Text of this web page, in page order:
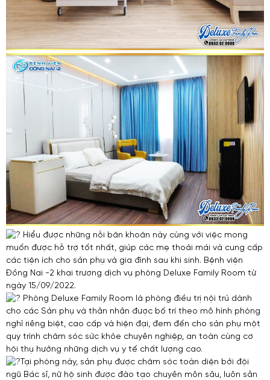
Hiểu được những nỗi băn khoăn này cùng với việc mong
muốn được hỗ trợ tốt nhất, giúp các mẹ thoải mái và cung cấp
các tiện ích cho sản phụ và gia đình sau khi sinh. Bệnh viện
Đồng Nai -2 khai trương dịch vụ phòng Deluxe Family Room từ
ngày 15/09/2022.
Phòng Deluxe Family Room là phòng điều trị nội trú dành
cho các Sản phụ và thân nhân được bố trí theo mô hình phòng
nghỉ riêng biệt, cao cấp và hiện đại, đem đến cho sản phụ một
quy trình chăm sóc sức khỏe chuyên nghiệp, an toàn cùng cơ
hội thụ hưởng những dịch vụ y tế chất lượng cao.
Tại phòng này, sản phụ được chăm sóc toàn diện bởi đội
ngũ Bác sĩ, nữ hộ sinh được đào tạo chuyên môn sâu, luôn sẵn